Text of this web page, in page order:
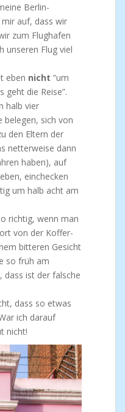
Berlin-
auf, dass wir
zum Flughafen
unseren Flug viel
eben nicht “um
geht die Reise”.
halb vier
belegen, sich von
den Eltern der
netterweise dann
haben), auf
einchecken
um halb acht am
richtig, wenn man
von der Koffer-
bitteren Gesicht
so früh am
ist der falsche
dass so etwas
ich darauf
nicht!